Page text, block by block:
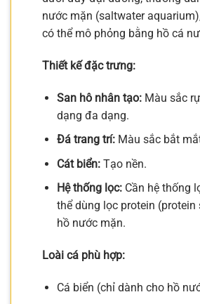
nước mặn (saltwater
có thể mô phỏng bằng hồ cá
Thiết kế đặc trưng:
San hô nhân tạo:Màu sắc
dạng đa dạng.
Đá trang trí:Màu sắc bắt
Cát biển:Tạo nền.
Hệ thống lọc:Cần hệ thống
thể dùng lọc protein (protein
hồ nước mặn.
Loài cá phù hợp:
Cá biển (chỉ dành cho hồ